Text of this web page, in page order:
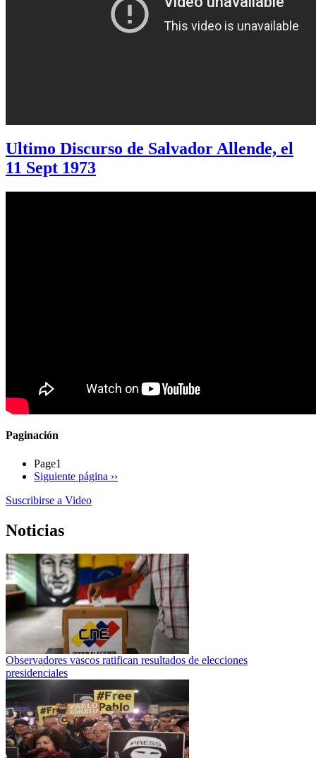
Ultimo Discurso de Salvador Allende, el
11 Sept 1973
Paginación
Page1
Siguiente página ››
Suscribirse a Video
Noticias
Observadores vascos ratifican resultados de elecciones
presidenciales